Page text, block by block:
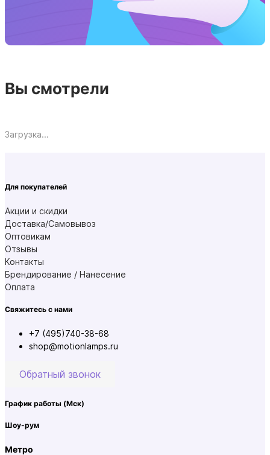
Вы смотрели
Загрузка...
Для покупателей
Акции и скидки
Доставка/Самовывоз
Оптовикам
Отзывы
Контакты
Брендирование / Нанесение
Оплата
Свяжитесь с нами
+7 (495)740-38-68
shop@motionlamps.ru
Обратный звонок
График работы (Мск)
Шоу-рум
Метро